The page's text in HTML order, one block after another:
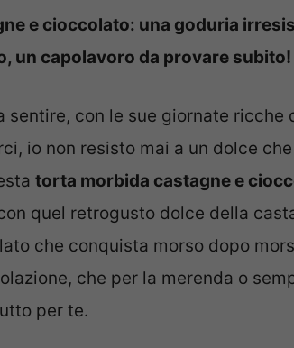
e cioccolato: una goduria
un capolavoro da provare subito!
sentire, con le sue giornate
io non resisto mai a un dolce
torta morbida castagne e
quel retrogusto dolce della
che conquista morso dopo
che per la merenda o
per te.